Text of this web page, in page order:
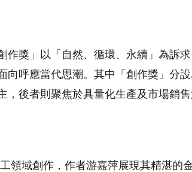
獎」以「自然、循環、永續」為訴
向呼應當代思潮。其中「創作獎」分
，後者則聚焦於具量化生產及市場銷
領域創作，作者游嘉萍展現其精湛的